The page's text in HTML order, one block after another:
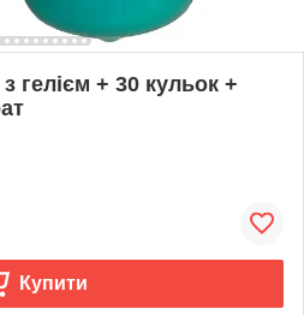
гелієм + 30 кульок +
Купити